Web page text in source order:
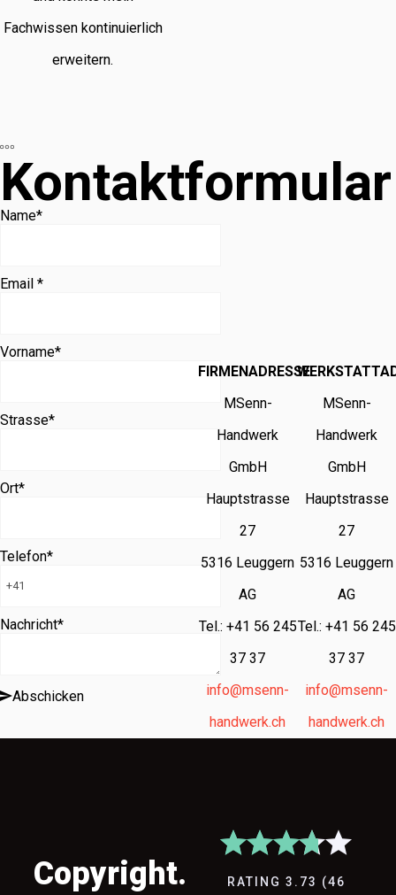
Fachwissen kontinuierlich
erweitern.
Kontaktformular
Name*
Email *
Vorname*
Strasse*
Ort*
Telefon*
Nachricht*
Abschicken
FIRMENADRESSE
MSenn-
Handwerk
GmbH
Hauptstrasse
27
5316 Leuggern
AG
Tel.: +41 56 245
37 37
info@msenn-
handwerk.ch
MSenn-
Handwerk
GmbH
Hauptstrasse
27
5316 Leuggern
AG
Tel.: +41 56 245
37 37
info@msenn-
handwerk.ch
Copyright. RATING 3.73 (46